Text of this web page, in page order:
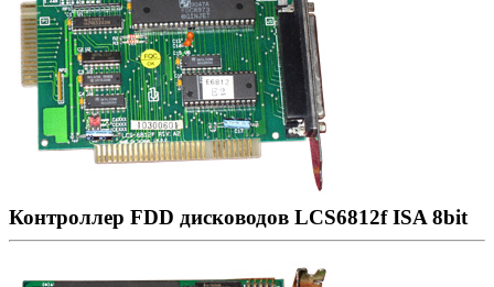
Контроллер FDD дисководов LCS6812f ISA 8bit